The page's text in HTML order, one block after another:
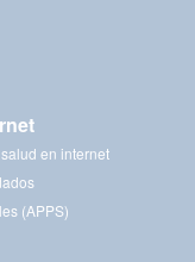
en internet
(APPS)